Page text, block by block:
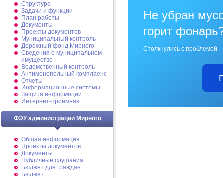
Структура
Задачи и функции
План работы
Документы
Проекты документов
Муниципальный контроль
Дорожный фонд Мирного
Cведения о муниципальном
имуществе
Ведомственный контроль
Антимонопольный комплаенс
Отчеты
Информационные системы
Защита информации
Интернет-приемная
ФЭУ администрации Мирного
Общая информация
Проекты документов
Документы
Публичные слушания
Бюджет для граждан
Бюджет
Не убран
горит
Столкнулись с проблемой